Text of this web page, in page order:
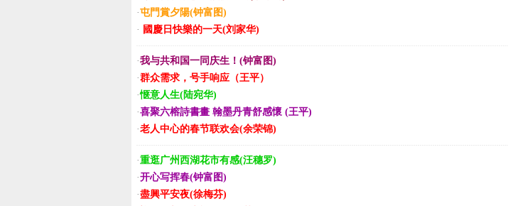
·屯門賞夕陽(钟富图)
· 國慶日快樂的一天(刘家华)
·我与共和国一同庆生！(钟富图)
·群众需求，号手响应（王平）
·惬意人生(陆宛华)
·喜聚六榕詩書畫 翰墨丹青舒感懷 (王平)
·老人中心的春节联欢会(余荣锦)
·重逛广州西湖花市有感(汪穗罗)
·开心写挥春(钟富图)
·盡興平安夜(徐梅芬)